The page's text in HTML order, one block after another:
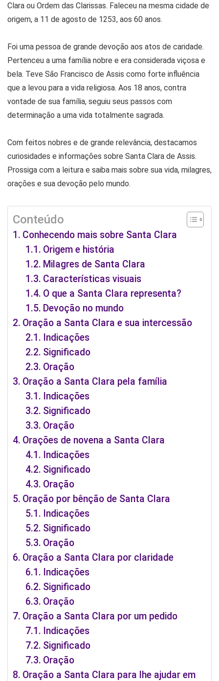
Clara ou Ordem das Clarissas. Faleceu na mesma cidade de
origem, a 11 de agosto de 1253, aos 60 anos.
Foi uma pessoa de grande devoção aos atos de caridade.
Pertenceu a uma família nobre e era considerada viçosa e
bela. Teve São Francisco de Assis como forte influência
que a levou para a vida religiosa. Aos 18 anos, contra
vontade de sua família, seguiu seus passos com
determinação a uma vida totalmente sagrada.
Com feitos nobres e de grande relevância, destacamos
curiosidades e informações sobre Santa Clara de Assis.
Prossiga com a leitura e saiba mais sobre sua vida, milagres,
orações e sua devoção pelo mundo.
Conteúdo
Conhecendo mais sobre Santa Clara
Origem e história
Milagres de Santa Clara
Características visuais
O que a Santa Clara representa?
Devoção no mundo
Oração a Santa Clara e sua intercessão
Indicações
Significado
Oração
Oração a Santa Clara pela família
Indicações
Significado
Oração
Orações de novena a Santa Clara
Indicações
Significado
Oração
Oração por bênção de Santa Clara
Indicações
Significado
Oração
Oração a Santa Clara por claridade
Indicações
Significado
Oração
Oração a Santa Clara por um pedido
Indicações
Significado
Oração
Oração a Santa Clara para lhe ajudar em